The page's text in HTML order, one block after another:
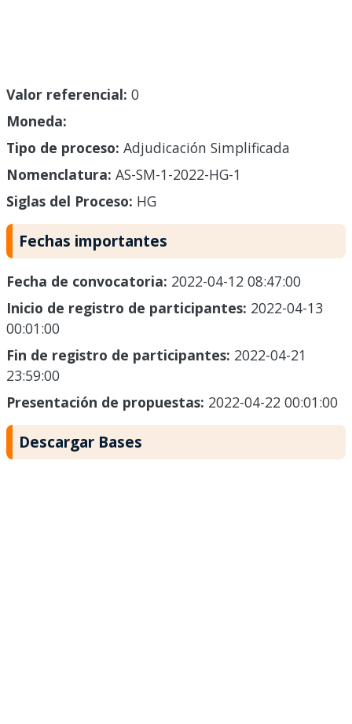
Valor referencial: 0
Moneda:
Tipo de proceso: Adjudicación Simplificada
Nomenclatura: AS-SM-1-2022-HG-1
Siglas del Proceso: HG
Fechas importantes
Fecha de convocatoria: 2022-04-12 08:47:00
Inicio de registro de participantes: 2022-04-13
00:01:00
Fin de registro de participantes: 2022-04-21
23:59:00
Presentación de propuestas: 2022-04-22 00:01:00
Descargar Bases